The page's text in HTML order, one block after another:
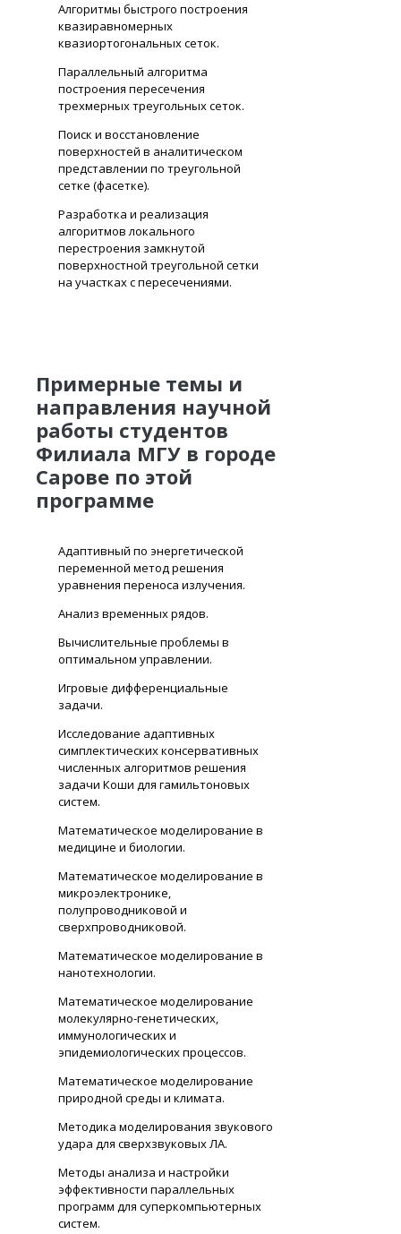
Алгоритмы быстрого построения
квазиравномерных
квазиортогональных сеток.
Параллельный алгоритма
построения пересечения
трехмерных треугольных сеток.
Поиск и восстановление
поверхностей в аналитическом
представлении по треугольной
сетке (фасетке).
Разработка и реализация
алгоритмов локального
перестроения замкнутой
поверхностной треугольной сетки
на участках с пересечениями.
Примерные темы и
направления научной
работы студентов
Филиала МГУ в городе
Сарове по этой
программе
Адаптивный по энергетической
переменной метод решения
уравнения переноса излучения.
Анализ временных рядов.
Вычислительные проблемы в
оптимальном управлении.
Игровые дифференциальные
задачи.
Исследование адаптивных
симплектических консервативных
численных алгоритмов решения
задачи Коши для гамильтоновых
систем.
Математическое моделирование в
медицине и биологии.
Математическое моделирование в
микроэлектронике,
полупроводниковой и
сверхпроводниковой.
Математическое моделирование в
нанотехнологии.
Математическое моделирование
молекулярно-генетических,
иммунологических и
эпидемиологических процессов.
Математическое моделирование
природной среды и климата.
Методика моделирования звукового
удара для сверхзвуковых ЛА.
Методы анализа и настройки
эффективности параллельных
программ для суперкомпьютерных
систем.